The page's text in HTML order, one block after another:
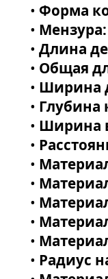
• Форма
•
• Длина
• Общая
• Ширина
• Глубина
• Ширина
•
•
•
•
•
•
• Радиус